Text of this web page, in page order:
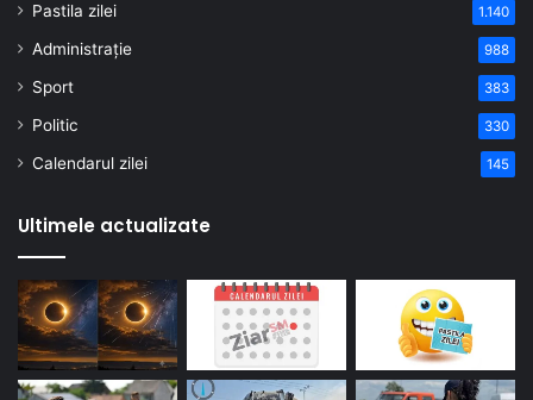
Pastila zilei 1.140
Administrație 988
Sport 383
Politic 330
Calendarul zilei 145
Ultimele actualizate